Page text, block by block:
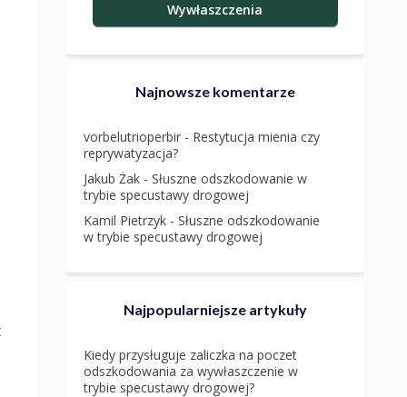
Wywłaszczenia
Najnowsze komentarze
vorbelutrioperbir - Restytucja mienia czy
reprywatyzacja?
Jakub Żak - Słuszne odszkodowanie w
trybie specustawy drogowej
Kamil Pietrzyk - Słuszne odszkodowanie
w trybie specustawy drogowej
Najpopularniejsze artykuły
Kiedy przysługuje zaliczka na poczet
odszkodowania za wywłaszczenie w
trybie specustawy drogowej?